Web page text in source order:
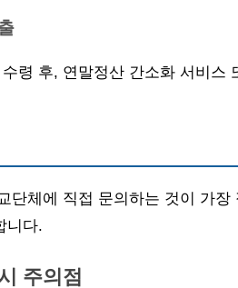
령 후, 연말정산 간소화 서비스
단체에 직접 문의하는 것이 가장
니다.
주의점